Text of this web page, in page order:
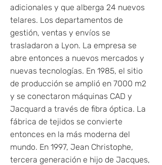
adicionales y que alberga 24 nuevos
telares. Los departamentos de
gestión, ventas y envíos se
trasladaron a Lyon. La empresa se
abre entonces a nuevos mercados y
nuevas tecnologías. En 1985, el sitio
de producción se amplió en 7000 m2
y se conectaron máquinas CAD y
Jacquard a través de fibra óptica. La
fábrica de tejidos se convierte
entonces en la más moderna del
mundo. En 1997, Jean Christophe,
tercera generación e hijo de Jacques,